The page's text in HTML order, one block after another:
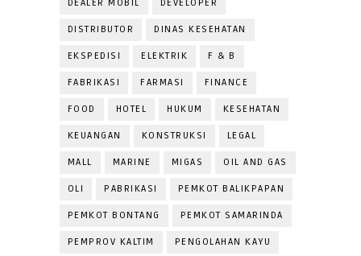
DEALER MOBIL DEVELOPER
DISTRIBUTOR DINAS KESEHATAN
EKSPEDISI ELEKTRIK F & B
FABRIKASI FARMASI FINANCE
FOOD HOTEL HUKUM KESEHATAN
KEUANGAN KONSTRUKSI LEGAL
MALL MARINE MIGAS OIL AND GAS
OLI PABRIKASI PEMKOT BALIKPAPAN
PEMKOT BONTANG PEMKOT SAMARINDA
PEMPROV KALTIM PENGOLAHAN KAYU